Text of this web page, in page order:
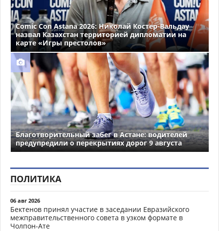
Comic Con Astana 2026: Николай Костер-Вальдау
назвал Казахстан территорией дипломатии на
карте «Игры престолов»
Благотворительный забег в Астане: водителей
предупредили о перекрытиях дорог 9 августа
ПОЛИТИКА
06 авг 2026
Бектенов принял участие в заседании Евразийского
межправительственного совета в узком формате в
Чолпон-Ате